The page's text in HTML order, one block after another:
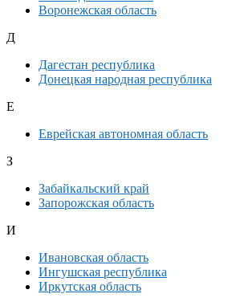
Воронежская область
Д
Дагестан республика
Донецкая народная республика
Е
Еврейская автономная область
З
Забайкальский край
Запорожская область
И
Ивановская область
Ингушская республика
Иркутская область